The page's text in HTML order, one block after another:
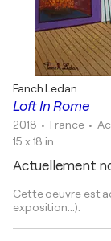
Loft In Rome
Fanch Ledan
2018 • France •
15 x 18 in
Actuellement
Cette oeuvre est
exposition...).